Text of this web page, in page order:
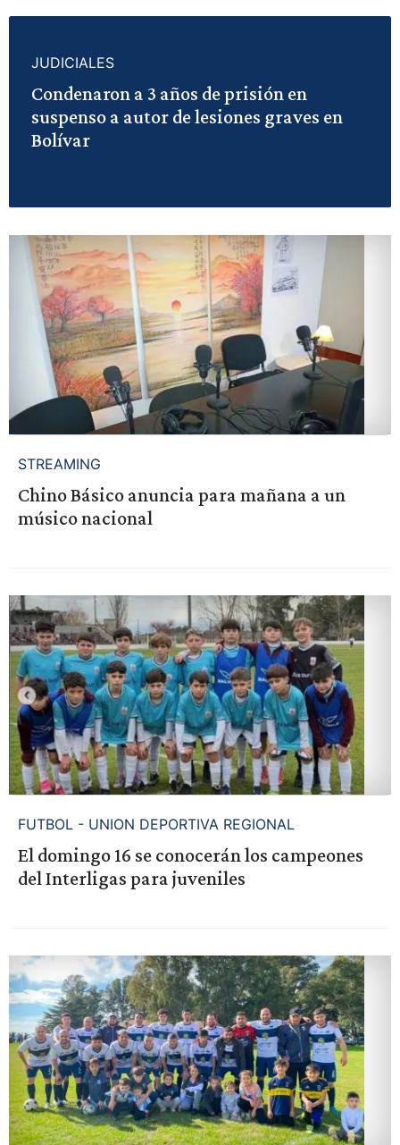
JUDICIALES
Condenaron a 3 años de prisión en
suspenso a autor de lesiones graves en
Bolívar
STREAMING
Chino Básico anuncia para mañana a un
músico nacional
FUTBOL - UNION DEPORTIVA REGIONAL
El domingo 16 se conocerán los campeones
del Interligas para juveniles